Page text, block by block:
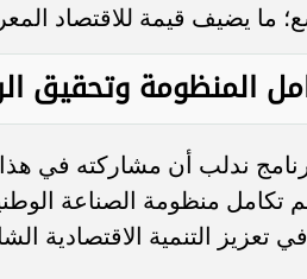
ما يضيف قيمة للاقتصاد
المنظومة وتحقيق
ندلب أن مشاركته في
تكامل منظومة الصناعة
تعزيز التنمية الاقتصادية